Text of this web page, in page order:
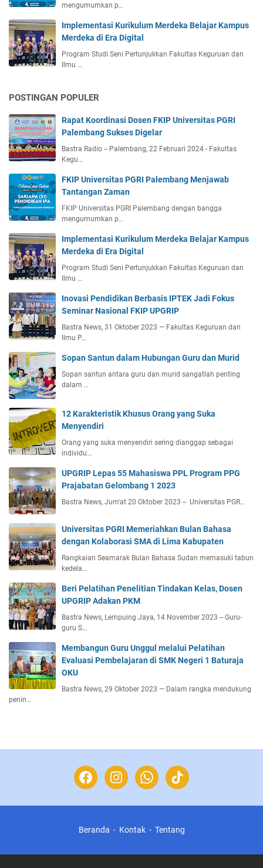
mengumumkan p…
Implementasi Kurikulum Merdeka Belajar Kampus
Merdeka di Era Digital
Program Studi Seni Pertunjukkan Fakultas Keguruan dan
Ilmu …
POSTINGAN POPULER
Rapat Koordinasi Dosen FKIP Universitas PGRI
Palembang Sukses Digelar
Bastra Radio -- Palembang, 22 Februari 2024 - Fakultas
Kegu…
FKIP Universitas PGRI Palembang Menjawab
Tantangan Zaman
FKIP Universitas PGRI Palembang dengan bangga
mengumumkan p…
Implementasi Kurikulum Merdeka Belajar Kampus
Merdeka di Era Digital
Program Studi Seni Pertunjukkan Fakultas Keguruan dan
Ilmu …
Inovasi Pendidikan Berbasis IPTEK Jadi Fokus
Seminar Nasional FKIP UPGRIP
Bastra News, 31 Oktober 2023 — Fakultas Keguruan dan
Ilmu P…
Sopan Santun dalam Hubungan Guru dan Murid
Sopan santun antara guru dan murid sangatlah penting
dalam …
12 Karakteristik Khusus Orang yang Suka
Menyendiri
Orang yang suka menyendiri sering dianggap sebagai
individu…
UPGRIP Lepas 55 Mahasiswa PPL Program PPG
Prajabatan Gelombang 1 2023
Bastra News, Jum'at 20 Oktober 2023 -- Universitas PGR…
Universitas PGRI Memeriahkan Bulan Bahasa
dengan Kolaborasi SMA di Lima Kabupaten
Rangkaian Seamarak Bulan Bahasa Sudan memasuki tabun
kedela…
Beri Pelatihan Penelitian Tindakan Kelas, Dosen
UPGRIP Adakan PKM
Bastra News, Lempuing Jaya, 14 November 2023 -- Guru-
guru S…
Membangun Guru Unggul melalui Pelatihan
Evaluasi Pembelajaran di SMK Negeri 1 Baturaja
OKU
Bastra News, 29 Oktober 2023 — Dalam rangka mendukung
penin…
Beranda Kontak Tentang